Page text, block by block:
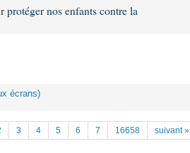
nos enfants contre la
écrans)
3 4 5 6 7 16658 suivant »